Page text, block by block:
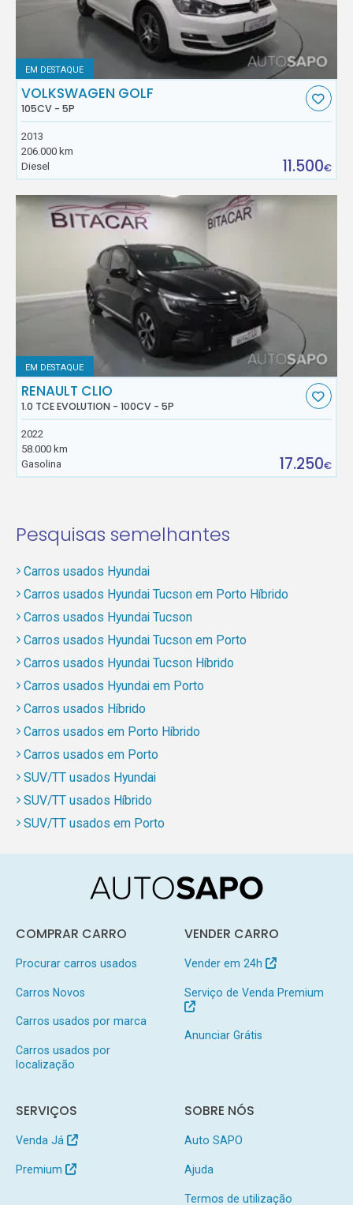
EM DESTAQUE
VOLKSWAGEN GOLF
105CV - 5P
2013
206.000 km
Diesel
11.500€
EM DESTAQUE
RENAULT CLIO
1.0 TCE EVOLUTION - 100CV - 5P
2022
58.000 km
Gasolina
17.250€
Pesquisas semelhantes
Carros usados Hyundai
Carros usados Hyundai Tucson em Porto Híbrido
Carros usados Hyundai Tucson
Carros usados Hyundai Tucson em Porto
Carros usados Hyundai Tucson Híbrido
Carros usados Hyundai em Porto
Carros usados Híbrido
Carros usados em Porto Híbrido
Carros usados em Porto
SUV/TT usados Hyundai
SUV/TT usados Híbrido
SUV/TT usados em Porto
COMPRAR CARRO
Procurar carros usados
Carros Novos
Carros usados por marca
Carros usados por
localização
VENDER CARRO
Vender em 24h
Serviço de Venda Premium
Anunciar Grátis
SERVIÇOS
Venda Já
Premium
SOBRE NÓS
Auto SAPO
Ajuda
Termos de utilização